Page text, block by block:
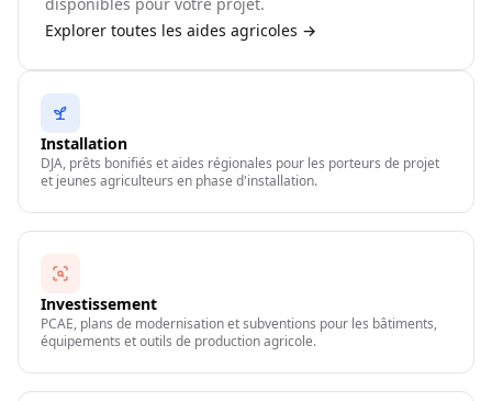
Explorer toutes les aides agricoles →
Installation
DJA, prêts bonifiés et aides régionales pour les porteurs de projet
et jeunes agriculteurs en phase d'installation.
Investissement
PCAE, plans de modernisation et subventions pour les bâtiments,
équipements et outils de production agricole.